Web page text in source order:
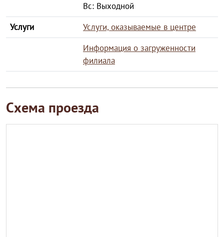
Вс: Выходной
Услуги
Услуги, оказываемые в центре
Информация о загруженности
филиала
Схема проезда